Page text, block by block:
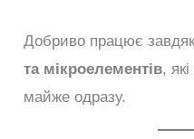
Добриво працює
та мікроелементів,
майже одразу.